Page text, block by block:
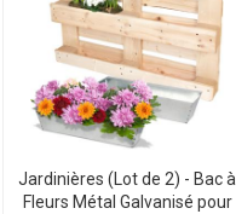
Jardinières (Lot de 2) - Bac à
Fleurs Métal Galvanisé pour